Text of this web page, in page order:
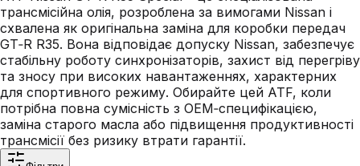
трансмісійна олія, розроблена за вимогами Nissan і
схвалена як оригінальна заміна для коробки передач
GT‑R R35. Вона відповідає допуску Nissan, забезпечує
стабільну роботу синхронізаторів, захист від перегріву
та зносу при високих навантаженнях, характерних
для спортивного режиму. Обирайте цей ATF, коли
потрібна повна сумісність з OEM‑специфікацією,
заміна старого масла або підвищення продуктивності
трансмісії без ризику втрати гарантії.